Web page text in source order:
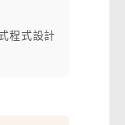
程式設計